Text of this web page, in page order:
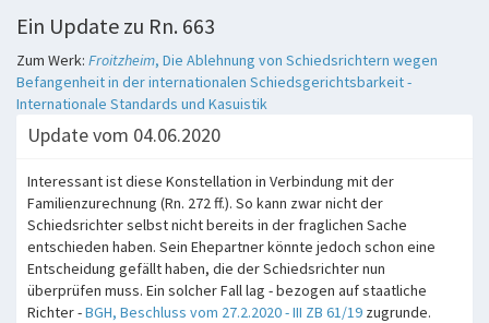
Ein Update zu Rn. 663
Zum Werk: Froitzheim, Die Ablehnung von Schiedsrichtern wegen
Befangenheit in der internationalen Schiedsgerichtsbarkeit -
Internationale Standards und Kasuistik
Update vom 04.06.2020
Interessant ist diese Konstellation in Verbindung mit der
Familienzurechnung (Rn. 272 ff.). So kann zwar nicht der
Schiedsrichter selbst nicht bereits in der fraglichen Sache
entschieden haben. Sein Ehepartner könnte jedoch schon eine
Entscheidung gefällt haben, die der Schiedsrichter nun
überprüfen muss. Ein solcher Fall lag - bezogen auf staatliche
Richter -BGH, Beschluss vom 27.2.2020 - III ZB 61/19 zugrunde.